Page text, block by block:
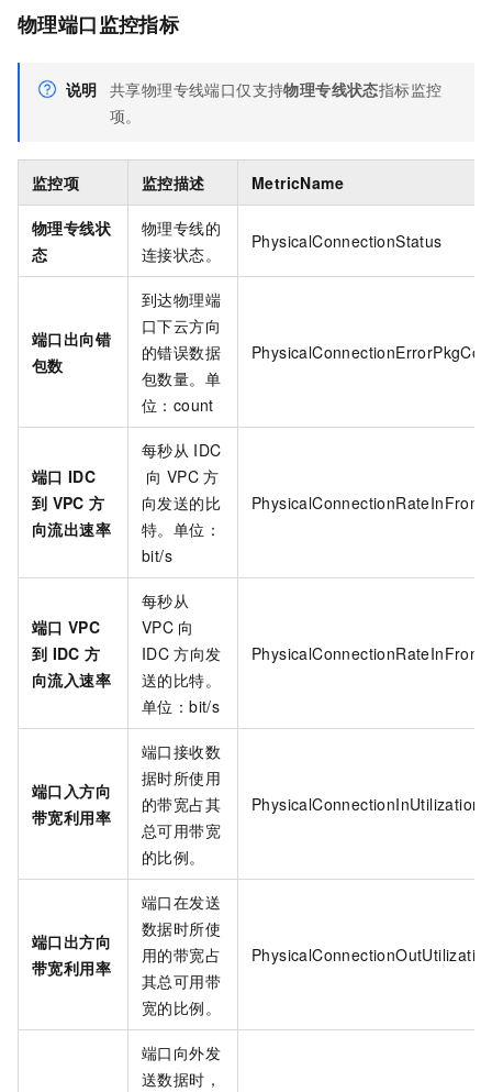
物理端口监控指标
说明 共享物理专线端口仅支持物理专线状态指标监控
项。
监控项 监控描述 MetricName
物理专线状
态
物理专线的
连接状态。
PhysicalConnectionStatus
端口出向错
包数
到达物理端
口下云方向
的错误数据
包数量。单
位：count
端口 IDC
到 VPC 方
向流出速率
每秒从 IDC
向 VPC 方
向发送的比
特。单位：
bit/s
端口 VPC
到 IDC 方
向流入速率
每秒从
VPC 向
IDC 方向发
送的比特。
单位：bit/s
端口入方向
带宽利用率
端口接收数
据时所使用
的带宽占其
总可用带宽
的比例。
端口出方向
带宽利用率
端口在发送
数据时所使
用的带宽占
其总可用带
宽的比例。
端口向外发
送数据时，